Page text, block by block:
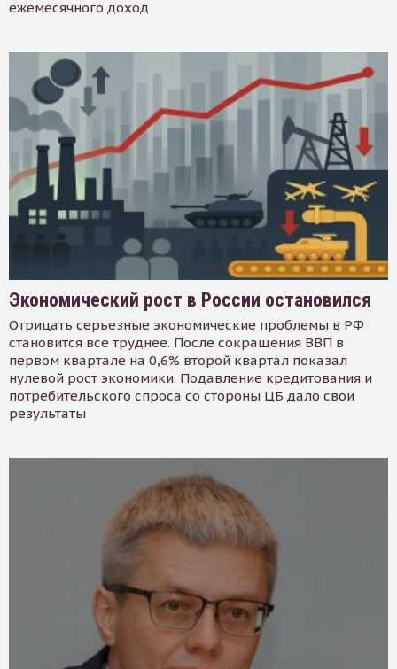
ежемесячного доход
Экономический рост в России остановился
Отрицать серьезные экономические проблемы в РФ
становится все труднее. После сокращения ВВП в
первом квартале на 0,6% второй квартал показал
нулевой рост экономики. Подавление кредитования и
потребительского спроса со стороны ЦБ дало свои
результаты